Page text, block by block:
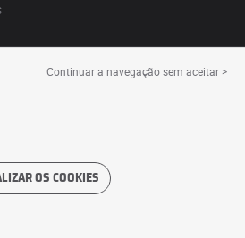
Continuar a navegação sem aceitar >
OS COOKIES